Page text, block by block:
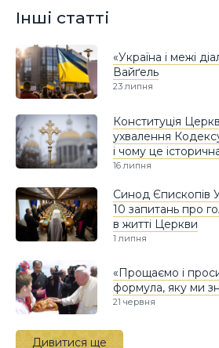
Інші статті
«Україна і межі
Вайґель
23 липня
Конституція
ухвалення
і чому це
16 липня
Синод Єпископів
10 запитань про
в житті Церкви
1 липня
«Прощаємо і
формула, яку ми
21 червня
Дивитися ще